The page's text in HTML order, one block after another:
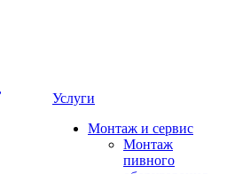
Услуги
Монтаж и сервис
Монтаж
пивного